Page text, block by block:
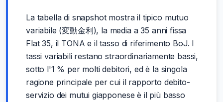
La tabella di snapshot mostra il tipico mutuo
variabile (変動金利), la media a 35 anni fissa
Flat 35, il TONA e il tasso di riferimento BoJ. I
tassi variabili restano straordinariamente bassi,
sotto l'1 % per molti debitori, ed è la singola
ragione principale per cui il rapporto debito-
servizio dei mutui giapponese è il più basso